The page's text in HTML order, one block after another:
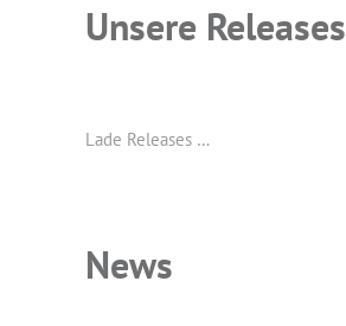
Unsere Releases
Lade Releases …
News